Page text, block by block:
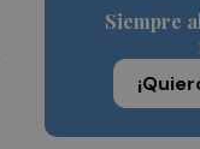
Siempre